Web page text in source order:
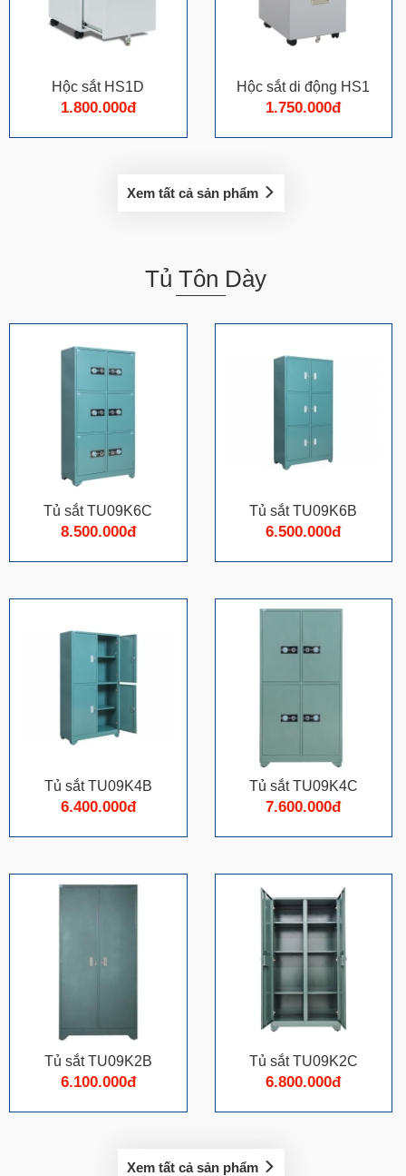
Hộc sắt HS1D
1.800.000đ
Hộc sắt di động HS1
1.750.000đ
Xem tất cả sản phẩm
Tủ Tôn Dày
Tủ sắt TU09K6C
8.500.000đ
Tủ sắt TU09K6B
6.500.000đ
Tủ sắt TU09K4B
6.400.000đ
Tủ sắt TU09K4C
7.600.000đ
Tủ sắt TU09K2B
6.100.000đ
Tủ sắt TU09K2C
6.800.000đ
Xem tất cả sản phẩm